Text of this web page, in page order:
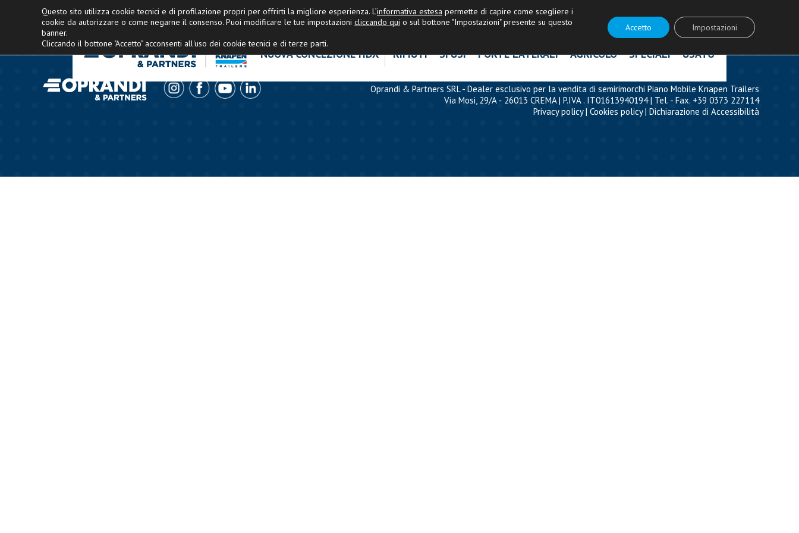
Concessionario esclusivo Knapen Italia OPRANDI&PARTNERS | Ultime Novità! | Contattaci
NUOVA CONCEZIONE HDX RIFIUTI SFUSI PORTE LATERALI AGRICOLO SPECIALI USATO
Oprandi & Partners SRL - Dealer esclusivo per la vendita di semirimorchi Piano Mobile Knapen Trailers
Via Mosi, 29/A ‐ 26013 CREMA | P.IVA . IT01613940194 | Tel. - Fax. +39 0373 227114
Privacy policy| Cookies policy| Dichiarazione di Accessibilità
Questo sito utilizza cookie tecnici e di profilazione propri per offrirti la migliore esperienza. L’informativa estesa permette di capire come scegliere i
cookie da autorizzare o come negarne il consenso. Puoi modificare le tue impostazioni cliccando qui o sul bottone "Impostazioni" presente su questo
banner.
Cliccando il bottone "Accetto" acconsenti all'uso dei cookie tecnici e di terze parti.
Accetto Impostazioni